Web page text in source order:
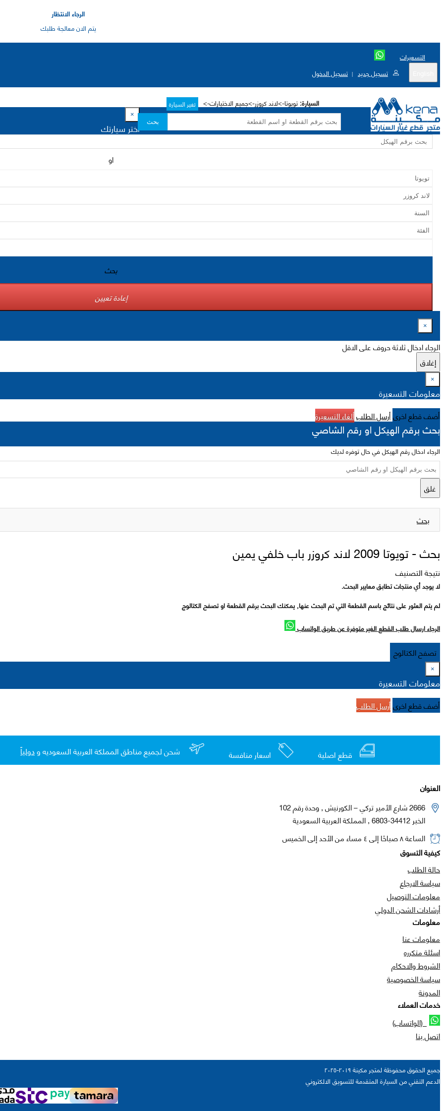
الرجاء الانتظار
يتم الان معالجة طلبك
التسعيرات
تسجيل جديد | تسجيل الدخول
السيارة: تويوتا->لاند كروزر->جميع الاختيارات-> تغير السيارة
بحث
×
اختر سيارتك
او
بحث
إعادة تعيين
×
الرجاء ادخال ثلاثة حروف على الاقل
إغلاق
×
معلومات التسعيرة
أضف قطع اخرىأرسل الطلبألغاء التسعيرة
بحث برقم الهيكل او رقم الشاصي
الرجاء ادخال رقم الهيكل في حال توفره لديك
غلق
بحث
بحث -تويوتا 2009 لاند كروزر باب خلفي يمين
نتيجة التصنيف
لا يوجد أي منتجات تطابق معايير البحث.
لم يتم العثور على نتائج باسم القطعة التي تم البحث عنها, يمكنك البحث برقم القطعة او تصفح الكتالوج
الرجاء ارسال طلب القطع الغير متوفرة عن طريق الواتساب
تصفح الكتالوج
×
معلومات التسعيرة
أضف قطع اخرىأرسل الطلب
قطع اصلية اسعار منافسة شحن لجميع مناطق المملكة العربية السعوديه ودولياً
العنوان
2666 شارع الأمير تركي – الكورنيش , وحدة رقم 102
الخبر 34412-6803 , المملكة العربية السعودية
الساعة ٨ صباحًا إلى ٤ مساء من الأحد إلى الخميس
كيفية التسوق
حالة الطلب
سياسة الارجاع
معلومات التوصيل
أرشادات الشحن الدولي
معلومات
معلومات عنا
اسئلة متكرره
الشروط والاحكام
سياسة الخصوصية
المدونة
خدمات العملاء
(الواتساب)
اتصل بنا
جميع الحقوق محفوظة لمتجر مكينة ٢٠١٩-٢٠٢٥
الدعم التقني من السيارة المتقدمة للتسويق الالكتروني